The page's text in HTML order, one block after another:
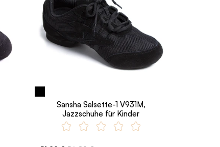
Sansha Salsette-1 V931M,
Jazzschuhe für Kinder